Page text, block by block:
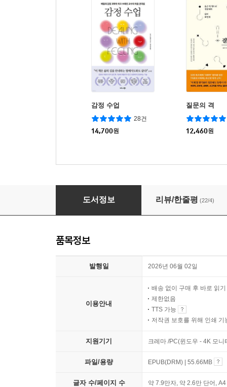
감정 수업
28건
14,700원
질문의 격
12,460원
아무리 화가 나도 바보와는 싸우지 마라
도서정보 리뷰/한줄평 (22/4)
품목정보
발행일 2026년 06월 02일
이용안내
배송 없이 구매 후 바로 읽기
제한없음
TTS 가능
저작권 보호를 위해 인쇄 기
지원기기 크레마 /PC(윈도우 - 4K 모
파일/용량 EPUB(DRM) | 55.66MB
글자 수/페이지 수 약 7.9만자, 약 2.6만 단어,